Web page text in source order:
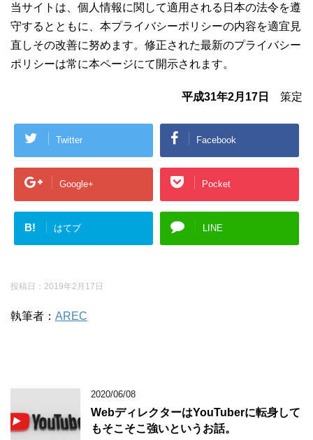
当サイトは、個人情報に関して適用される日本の法令を遵
守するとともに、本プライバシーポリシーの内容を適宜見
直しその改善に努めます。修正された最新のプライバシー
ポリシーは常に本ページにて開示されます。
平成31年2月17日 策定
Twitter Facebook
Google+ Pocket
B! はてブ LINE
投稿日： 2019年2月17日
執筆者： AREC
2020/06/08
WebディレクターはYouTuberに転身して
もそこそこ強いというお話。